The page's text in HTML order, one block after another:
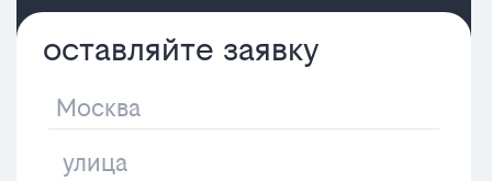
оставляйте заявку